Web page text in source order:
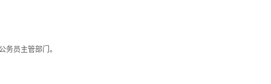
员主管部门。